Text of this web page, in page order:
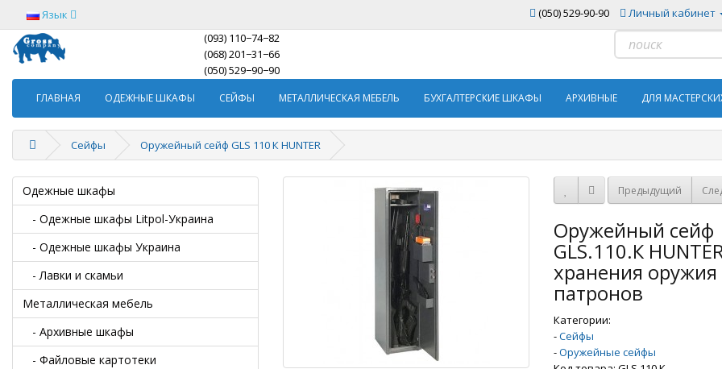
Язык (050) 529-90-90 Личный кабинет
(093) 110−74−82
(068) 201−31−66
(050) 529−90−90
ГЛАВНАЯ ОДЕЖНЫЕ ШКАФЫ СЕЙФЫ МЕТАЛЛИЧЕСКАЯ МЕБЕЛЬ БУХГАЛТЕРСКИЕ ШКАФЫ АРХИВНЫЕ ДЛЯ
Сейфы Оружейный сейф GLS 110 К HUNTER
Одежные шкафы
- Одежные шкафы Litpol-Украина
- Одежные шкафы Украина
- Лавки и скамьи
Металлическая мебель
- Архивные шкафы
- Файловые картотеки
Предыдущий
Оружейный сейф
GLS.110.К
хранения оружия
патронов
Категории:
-Сейфы
-Оружейные сейфы